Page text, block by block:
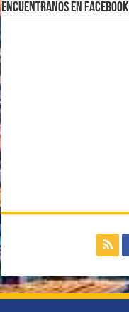
Encuentranos en Facebook